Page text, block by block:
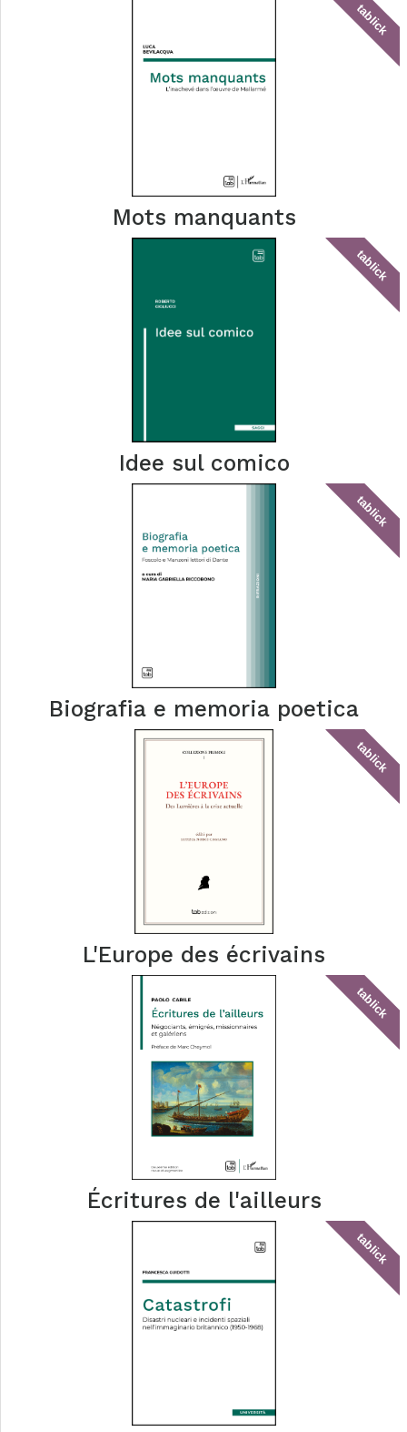
tablick
Mots manquants
tablick
Idee sul comico
tablick
Biografia e memoria poetica
tablick
L'Europe des écrivains
tablick
Écritures de l'ailleurs
tablick